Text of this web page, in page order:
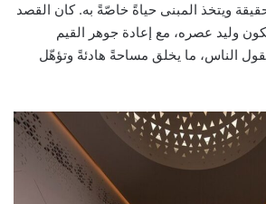
ويتخذ المبنى حياةً خاصّةً به. كان القصد
وليد عصره، مع إعادة جوهر القيم
الناس، ما يخلق مساحةً هادئةً وتؤهّل